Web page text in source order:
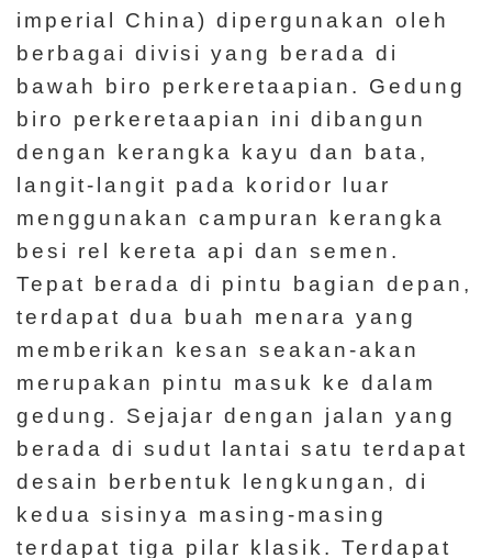
i
a
n
T
e
n
t
a
n
g
K
a
m
i
imperial China) dipergunakan oleh
berbagai divisi yang berada di
bawah biro perkeretaapian. Gedung
biro perkeretaapian ini dibangun
dengan kerangka kayu dan bata,
langit-langit pada koridor luar
menggunakan campuran kerangka
besi rel kereta api dan semen.
Tepat berada di pintu bagian depan,
terdapat dua buah menara yang
memberikan kesan seakan-akan
merupakan pintu masuk ke dalam
gedung. Sejajar dengan jalan yang
berada di sudut lantai satu terdapat
desain berbentuk lengkungan, di
kedua sisinya masing-masing
terdapat tiga pilar klasik. Terdapat